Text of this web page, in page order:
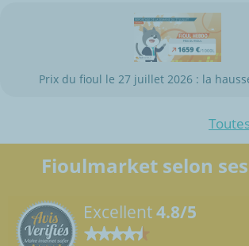
Prix du fioul le 27 juillet 2026 : la
Fioulmarket selon
Excellent4.8/5